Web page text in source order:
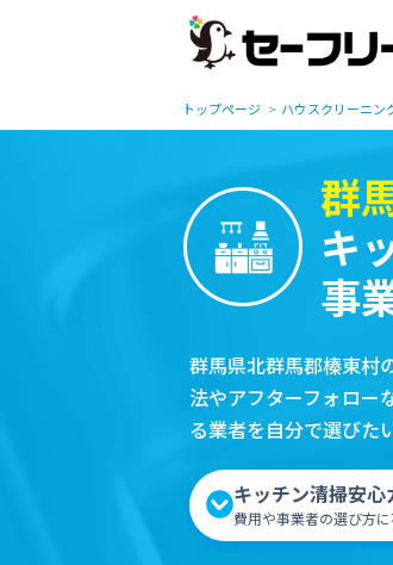
トップページ ハウスクリーニン
群
キ
事
群馬県北群馬郡榛東村
法やアフターフォロー
る業者を自分で選びた
キッチン清掃安心
費用や事業者の選び方